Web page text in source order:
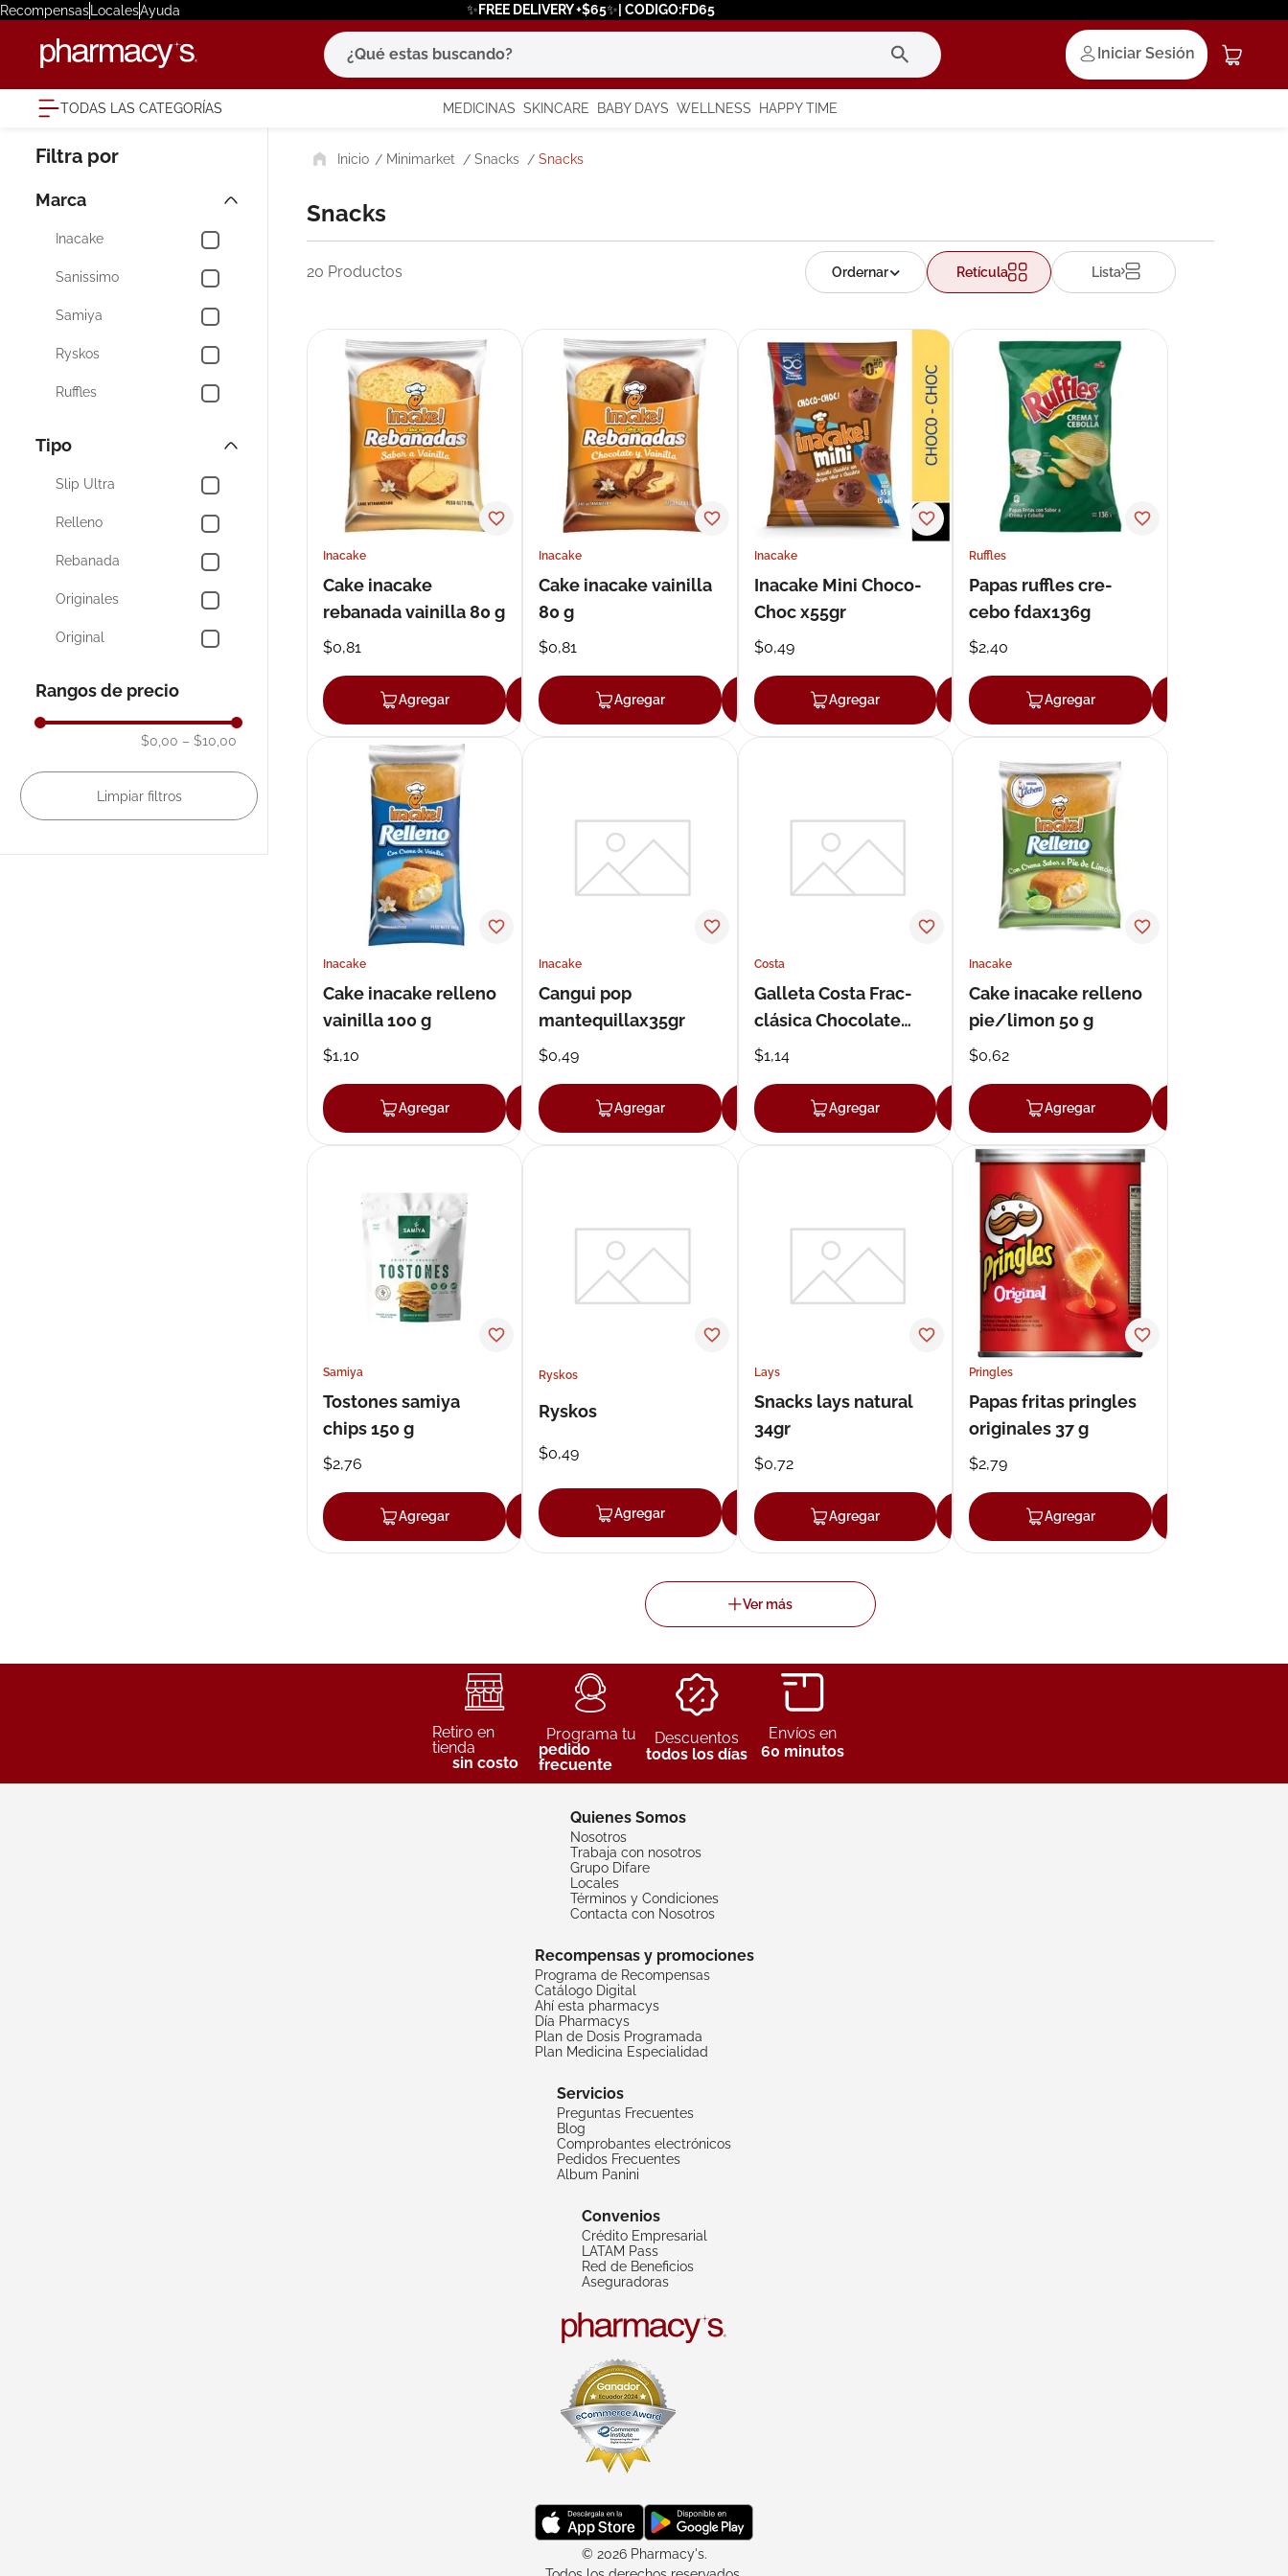
RecompensasLocalesAyuda ✨FREE DELIVERY +$65✨| CODIGO:FD65
¿Qué estas buscando?
Iniciar Sesión
TODAS LAS CATEGORÍAS MEDICINAS SKINCARE BABY DAYS WELLNESS HAPPY TIME
Marca
Inacake
Sanissimo
Samiya
Ryskos
Ruffles
Tipo
Slip Ultra
Relleno
Rebanada
Originales
Original
Rangos de precio
$0,00 – $10,00
Minimarket Snacks Snacks
Snacks
20 Productos Retícula Lista
Inacake
Cake inacake
rebanada vainilla 80 g
$0,81
Agregar Agregar
Inacake
Cake inacake vainilla
80 g
$0,81
Agregar Agregar
Inacake
Inacake Mini Choco-
Choc x55gr
$0,49
Agregar Agregar
Ruffles
Papas ruffles cre-
cebo fdax136g
$2,40
Agregar
Inacake
Cake inacake relleno
vainilla 100 g
$1,10
Agregar Agregar
Inacake
Cangui pop
mantequillax35gr
$0,49
Agregar Agregar
Costa
Galleta Costa Frac-
clásica Chocolate
x132g
$1,14
Agregar Agregar
Inacake
Cake inacake relleno
pie/limon 50 g
$0,62
Agregar
Samiya
Tostones samiya
chips 150 g
$2,76
Agregar Agregar
Ryskos
Ryskos
$0,49
Agregar Agregar
Lays
Snacks lays natural
34gr
$0,72
Agregar Agregar
Pringles
Papas fritas pringles
originales 37 g
$2,79
Agregar
Retiro en
tienda
sin costo
Programa tu
pedido
frecuente
Descuentos
todos los días
Envíos en
60 minutos
Quienes Somos
Nosotros
Trabaja con nosotros
Grupo Difare
Locales
Términos y Condiciones
Contacta con Nosotros
Recompensas y promociones
Programa de Recompensas
Catálogo Digital
Ahí esta pharmacys
Día Pharmacys
Plan de Dosis Programada
Plan Medicina Especialidad
Servicios
Preguntas Frecuentes
Blog
Comprobantes electrónicos
Pedidos Frecuentes
Album Panini
Convenios
Crédito Empresarial
LATAM Pass
Red de Beneficios
Aseguradoras
© 2026 Pharmacy's.
términos más buscados
1. eucerin
4
6. degraler
7. isdin
8. roche posay
9. megacistin
10.pañales